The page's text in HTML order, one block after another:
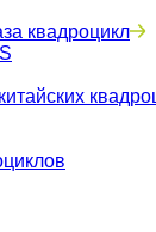
квадроцикл